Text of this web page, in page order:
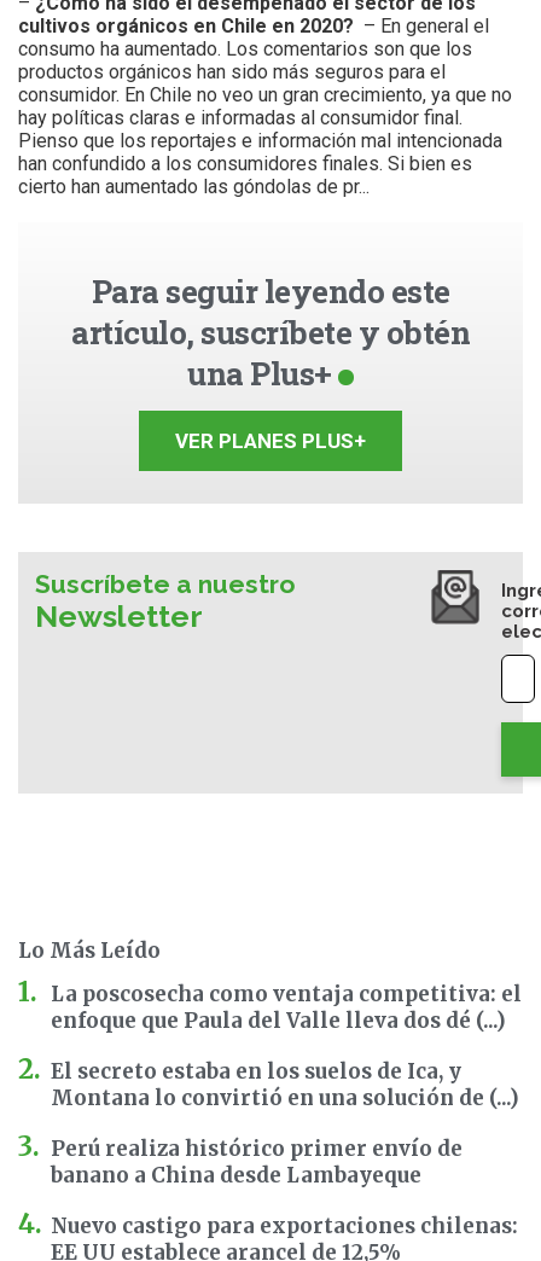
cultivos orgánicos en Chile en 2020? – En general el
consumo ha aumentado. Los comentarios son que los
productos orgánicos han sido más seguros para el
consumidor. En Chile no veo un gran crecimiento, ya que no
hay políticas claras e informadas al consumidor final.
Pienso que los reportajes e información mal intencionada
han confundido a los consumidores finales. Si bien es
cierto han aumentado las góndolas de pr...
Para seguir leyendo este
artículo, suscríbete y obtén
una Plus+
VER PLANES PLUS+
Suscríbete a nuestro
Newsletter
Lo Más Leído
La poscosecha como ventaja competitiva: el
enfoque que Paula del Valle lleva dos dé (...)
El secreto estaba en los suelos de Ica, y
Montana lo convirtió en una solución de (...)
Perú realiza histórico primer envío de
banano a China desde Lambayeque
Nuevo castigo para exportaciones chilenas:
EE UU establece arancel de 12,5%